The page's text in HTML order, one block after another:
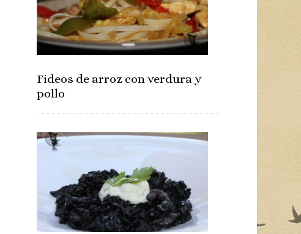
Fideos de arroz con verdura y
pollo